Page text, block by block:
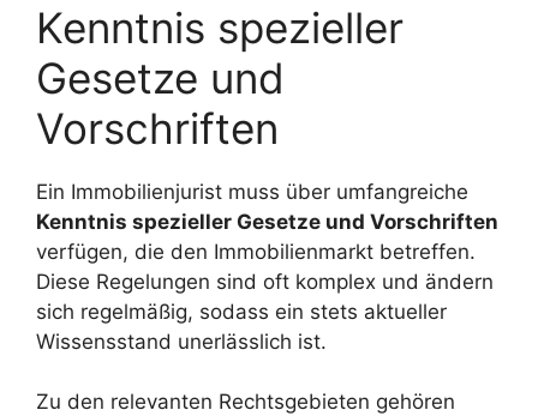
Kenntnis spezieller
Gesetze und
Vorschriften
Ein Immobilienjurist muss über umfangreiche
Kenntnis spezieller Gesetze und Vorschriften
verfügen, die den Immobilienmarkt betreffen.
Diese Regelungen sind oft komplex und ändern
sich regelmäßig, sodass ein stets aktueller
Wissensstand unerlässlich ist.
Zu den relevanten Rechtsgebieten gehören